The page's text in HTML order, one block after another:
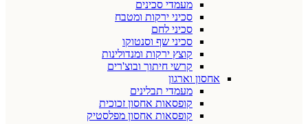
מעמדי סכינים
סכיני ירקות ומטבח
סכיני לחם
סכיני שף וסנטוקו
קוצץ ירקות ומנדולינות
קרשי חיתוך ובוצ'רים
אחסון וארגון
מעמדי תבלינים
קופסאות אחסון זכוכית
קופסאות אחסון מפלסטיק